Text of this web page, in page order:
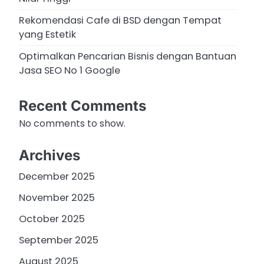
Rekomendasi Cafe di BSD dengan Tempat
yang Estetik
Optimalkan Pencarian Bisnis dengan Bantuan
Jasa SEO No 1 Google
Recent Comments
No comments to show.
Archives
December 2025
November 2025
October 2025
September 2025